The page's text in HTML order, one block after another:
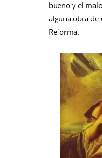
bueno y el
alguna obra de
Reforma.